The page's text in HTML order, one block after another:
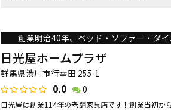
創業明治40年、ベッド・ソファー・ダ
日光屋ホームプラザ
群馬県渋川市行幸田 255-1
0.0 0
日光屋は創業114年の老舗家具店です！創業当初か